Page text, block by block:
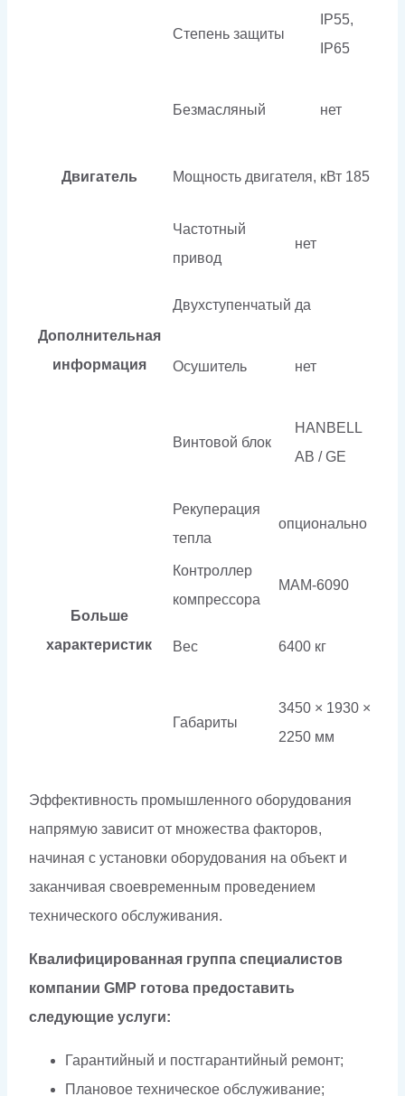
Степень защиты
IP55,
IP65
Безмасляный нет
Двигатель Мощность двигателя, кВт 185
Дополнительная
информация
Частотный
привод
нет
Двухступенчатый да
Осушитель нет
Винтовой блок
HANBELL
AB / GE
Больше
характеристик
Рекуперация
тепла
опционально
Контроллер
компрессора
МАМ-6090
Вес 6400 кг
Габариты
3450 × 1930 ×
2250 мм
Эффективность промышленного оборудования
напрямую зависит от множества факторов,
начиная с установки оборудования на объект и
заканчивая своевременным проведением
технического обслуживания.
Квалифицированная группа специалистов
компании GMP готова предоставить
следующие услуги:
Гарантийный и постгарантийный ремонт;
Плановое техническое обслуживание;